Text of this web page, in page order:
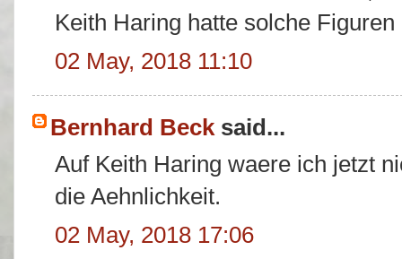
Keith Haring hatte solche
02 May, 2018 11:10
Bernhard Becksaid...
Auf Keith Haring waere ich jetzt
die Aehnlichkeit.
02 May, 2018 17:06